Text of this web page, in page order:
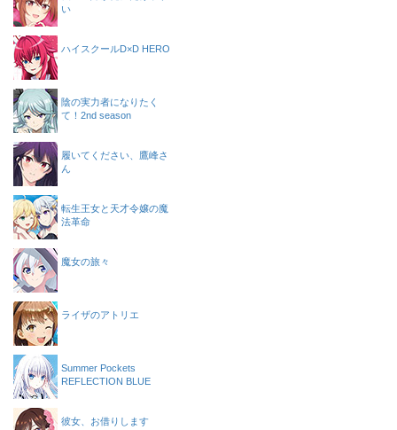
い
ハイスクールD×D HERO
陰の実力者になりたく
て！2nd season
履いてください、鷹峰さ
ん
転生王女と天才令嬢の魔
法革命
魔女の旅々
ライザのアトリエ
Summer Pockets
REFLECTION BLUE
彼女、お借りします